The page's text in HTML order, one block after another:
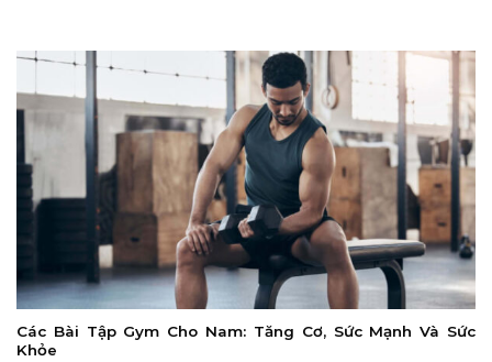
Các Bài Tập Gym Cho Nam: Tăng Cơ, Sức Mạnh Và Sức
Khỏe